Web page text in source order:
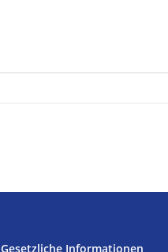
Gesetzliche Informationen